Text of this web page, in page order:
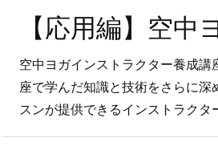
空中ヨガインストラクター養成講
座で学んだ知識と技術をさらに深
スンが提供できるインストラク